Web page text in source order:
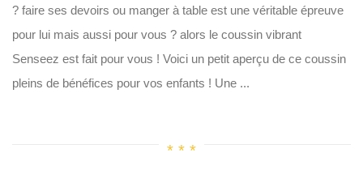
? faire ses devoirs ou manger à table est une véritable épreuve
pour lui mais aussi pour vous ? alors le coussin vibrant
Senseez est fait pour vous ! Voici un petit aperçu de ce coussin
pleins de bénéfices pour vos enfants ! Une ...